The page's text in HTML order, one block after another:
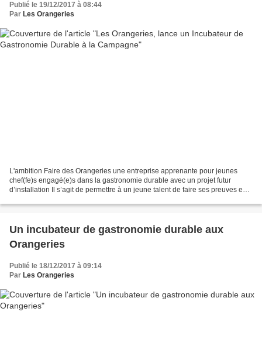
Publié le 19/12/2017 à 08:44
Par Les Orangeries
L'ambition Faire des Orangeries une entreprise apprenante pour jeunes
chef(fe)s engagé(e)s dans la gastronomie durable avec un projet futur
d’installation Il s’agit de permettre à un jeune talent de faire ses preuves en
Un incubateur de gastronomie durable aux
Orangeries
Publié le 18/12/2017 à 09:14
Par Les Orangeries